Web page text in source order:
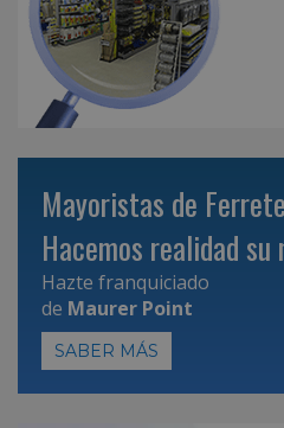
Mayoristas de
Hacemos realidad su
Hazte franquiciado
de Maurer Point
SABER MÁS